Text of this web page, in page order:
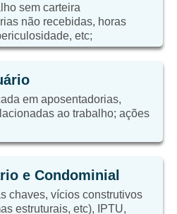
sem carteira
não recebidas, horas
etc;
em aposentadorias,
ao trabalho; ações
e Condominial
chaves, vícios construtivos
estruturais, etc), IPTU,